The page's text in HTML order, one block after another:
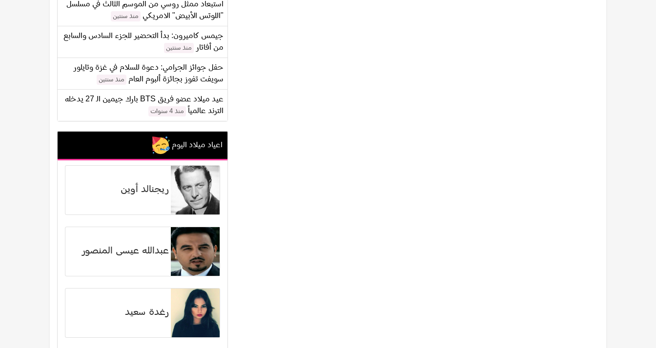
استبعاد ممثل روسي من الموسم الثالث في مسلسل
"اللوتس الأبيض" الامريكي
منذ سنتين
جيمس كاميرون: بدأ التحضير للجزء السادس والسابع
من أفاتار
منذ سنتين
حفل جوائز الجرامي: دعوة للسلام في غزة وتايلور
سويفت تفوز بجائزة ألبوم العام
منذ سنتين
عيد ميلاد عضو فريق BTS بارك جيمين الـ 27 يدخله
الترند عالمياً
منذ 4 سنوات
اعياد ميلاد اليوم
ريجنالد أوين
عبدالله عيسى المنصور
رغدة سعيد